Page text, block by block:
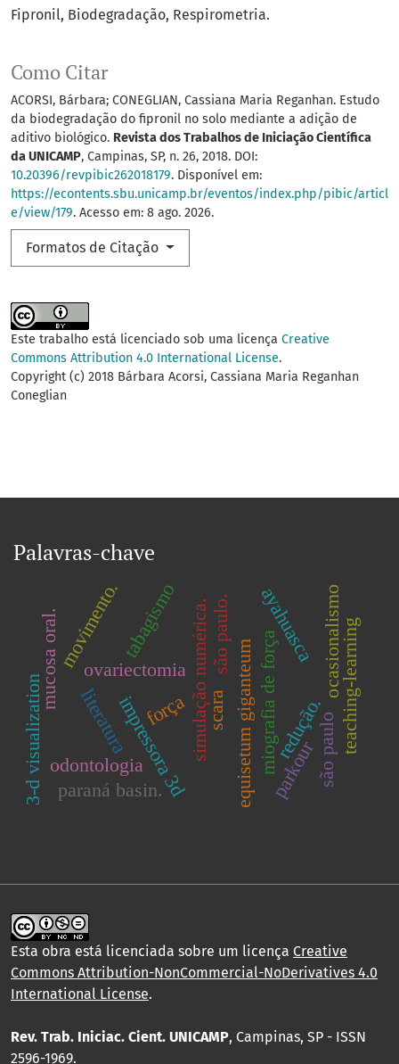
Fipronil Biodegradação Respirometria.
Como Citar
ACORSI, Bárbara; CONEGLIAN, Cassiana Maria Reganhan. Estudo
da biodegradação do fipronil no solo mediante a adição de
aditivo biológico. Revista dos Trabalhos de Iniciação Científica
da UNICAMP, Campinas, SP, n. 26, 2018. DOI:
10.20396/revpibic262018179. Disponível em:
https://econtents.sbu.unicamp.br/eventos/index.php/pibic/articl
e/view/179. Acesso em: 8 ago. 2026.
Formatos de Citação
Este trabalho está licenciado sob uma licença Creative
Commons Attribution 4.0 International License.
Copyright (c) 2018 Bárbara Acorsi, Cassiana Maria Reganhan
Coneglian
Palavras-chave
impressora 3d scara
simulação numérica.equisetum giganteum
ovariectomia miografia de força
ayahuasca
tabagismo
redução.
ocasionalismo
força
movimento.
odontologia
mucosa oral.
3-d visualization teaching-learning
paraná basin. parkour
são paulo.
literatura são paulo
Esta obra está licenciada sobre um licença Creative
Commons Attribution-NonCommercial-NoDerivatives 4.0
International License.
Rev. Trab. Iniciac. Cient. UNICAMP, Campinas, SP - ISSN
2596-1969.